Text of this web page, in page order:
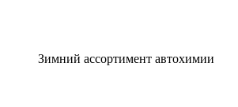
Зимний ассортимент автохимии